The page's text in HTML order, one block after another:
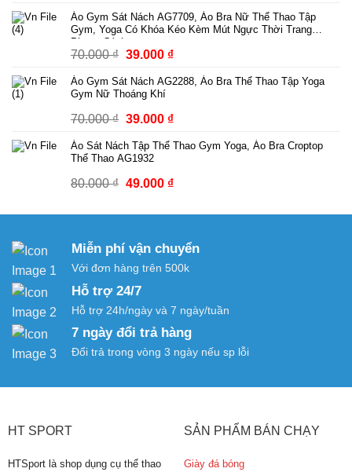
từ
229.000 ₫
249.000 ₫
Áo Gym Sát Nách AG7709, Áo Bra Nữ Thể Thao Tập
Gym, Yoga Có Khóa Kéo Kèm Mút Ngực Thời Trang
Phong Cách
70.000₫ Giá
là:
70.000 ₫.
39.000 ₫Giá
tại
39.000 ₫.
Áo Gym Sát Nách AG2288, Áo Bra Thể Thao Tập Yoga
Gym Nữ Thoáng Khí
70.000₫ Giá
là:
39.000 ₫Giá
tại
39.000 ₫.
Áo Sát Nách Tập Thể Thao Gym Yoga, Áo Bra Croptop
Thể Thao AG1932
80.000₫ Giá
là:
49.000 ₫Giá
tại
49.000 ₫.
Miễn phí vận chuyển
Với đơn hàng trên 500k
Hỗ trợ 24/7
Hỗ trợ 24h/ngày và 7 ngày/tuần
7 ngày đổi trả hàng
Đổi trả trong vòng 3 ngày nếu sp lỗi
HT SPORT
HTSport là shop dụng cụ thể thao
SẢN PHẨM BÁN CHẠY
Giày đá bóng